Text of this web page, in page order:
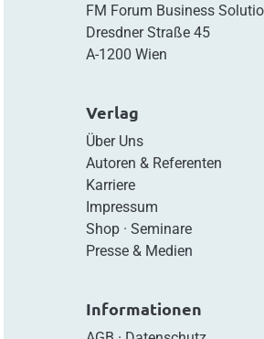
FM Forum Business
Dresdner Straße 45
A-1200 Wien
Verlag
Über Uns
Autoren & Referenten
Karriere
Impressum
Shop· Seminare
Presse & Medien
Informationen